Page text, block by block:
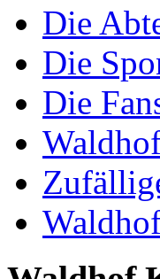
Die
Die
Die